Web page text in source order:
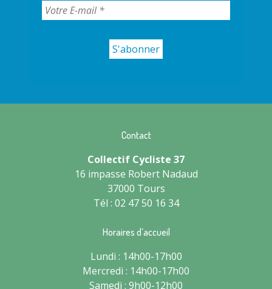
Contact
Collectif Cycliste 37
16 impasse Robert Nadaud
37000 Tours
Tél : 02 47 50 16 34
Horaires d’accueil
Lundi : 14h00-17h00
Mercredi : 14h00-17h00
Samedi : 9h00-12h00